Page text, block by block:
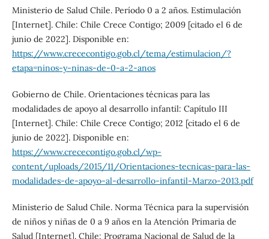
Ministerio de Salud Chile. Período 0 a 2 años. Estimulación
[Internet]. Chile: Chile Crece Contigo; 2009 [citado el 6 de
junio de 2022]. Disponible en:
https://www.crececontigo.gob.cl/tema/estimulacion/?
etapa=ninos-y-ninas-de-0-a-2-anos
Gobierno de Chile. Orientaciones técnicas para las
modalidades de apoyo al desarrollo infantil: Capítulo III
[Internet]. Chile: Chile Crece Contigo; 2012 [citado el 6 de
junio de 2022]. Disponible en:
https://www.crececontigo.gob.cl/wp-
content/uploads/2015/11/Orientaciones-tecnicas-para-las-
modalidades-de-apoyo-al-desarrollo-infantil-Marzo-2013.pdf
Ministerio de Salud Chile. Norma Técnica para la supervisión
de niños y niñas de 0 a 9 años en la Atención Primaria de
Salud [Internet]. Chile: Programa Nacional de Salud de la